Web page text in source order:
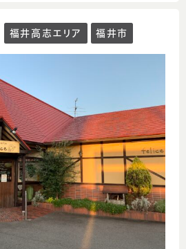
福井高志エリア 福井市